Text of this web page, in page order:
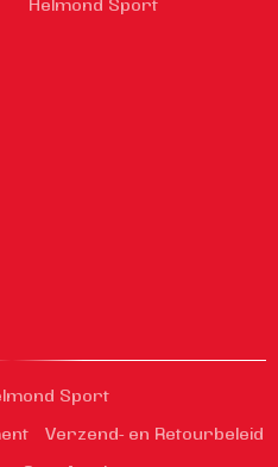
Helmond Sport
Sport
Verzend- en Retourbeleid